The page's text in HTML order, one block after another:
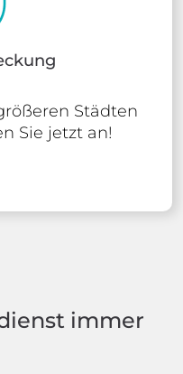
Städten
Sie jetzt an!
immer